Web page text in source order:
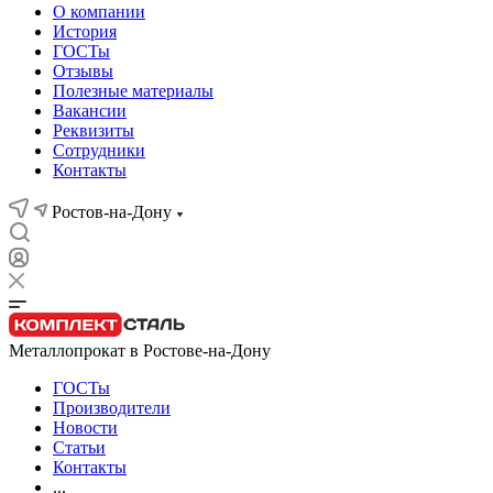
О компании
История
ГОСТы
Отзывы
Полезные материалы
Вакансии
Реквизиты
Сотрудники
Контакты
Ростов-на-Дону
Металлопрокат в Ростове-на-Дону
ГОСТы
Производители
Новости
Статьи
Контакты
...